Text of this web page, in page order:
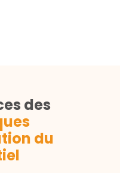
des
du